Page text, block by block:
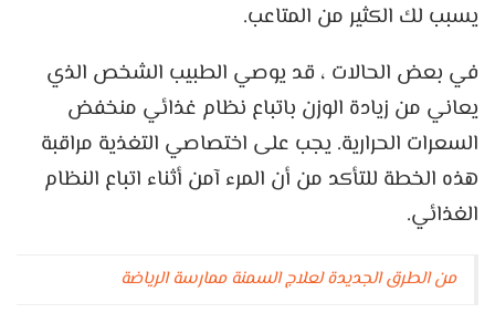
يسبب لك الكثير من المتاعب.
في بعض الحالات ، قد يوصي الطبيب الشخص الذي
يعاني من زيادة الوزن باتباع نظام غذائي منخفض
السعرات الحرارية. يجب على اختصاصي التغذية مراقبة
هذه الخطة للتأكد من أن المرء آمن أثناء اتباع النظام
الغذائي.
من الطرق الجديدة لعلاج السمنة ممارسة الرياضة